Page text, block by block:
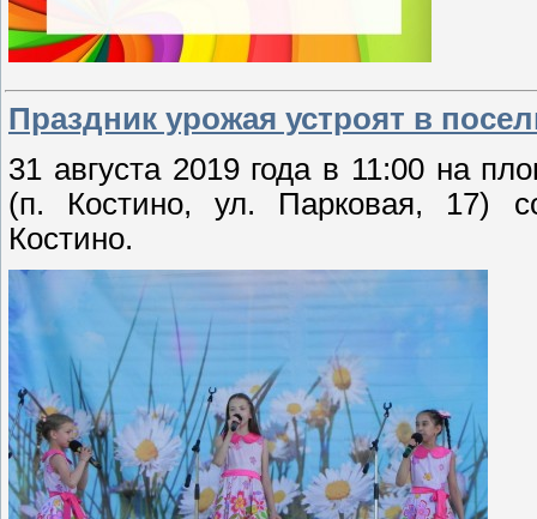
Праздник урожая устроят в
31 августа 2019 года в 11:00 на
(п. Костино, ул. Парковая, 17)
Костино.